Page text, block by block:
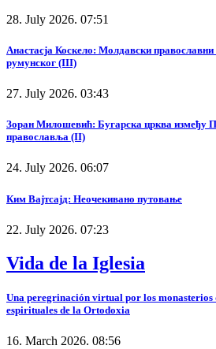
28. July 2026. 07:51
Анастасја Коскело: Молдавски православни
румунског (III)
27. July 2026. 03:43
Зоран Милошевић: Бугарска црква између
православља (II)
24. July 2026. 06:07
Ким Вајтсајд: Неочекивано путовање
22. July 2026. 07:23
Vida de la Iglesia
Una peregrinación virtual por los monasterios
espirituales de la Ortodoxia
16. March 2026. 08:56